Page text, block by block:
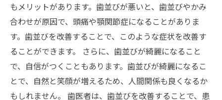
もメリットがあります。歯並びが悪いと、歯並びやかみ
合わせが原因で、頭痛や顎関節症になることがありま
す。歯並びを改善することで、このような症状を改善す
ることができます。 さらに、歯並びが綺麗になること
で、自信がつくこともあります。歯並びが綺麗になるこ
とで、自然と笑顔が増えるため、人間関係も良くなるか
もしれません。 歯医者は、歯並びを改善することで、患